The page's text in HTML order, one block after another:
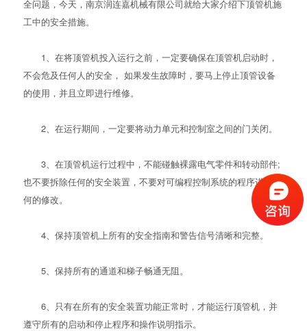
全问题，今天，南京润连嘉机械有限公司就给大家介绍下顶管机施
工中的安全措施。
1、在将顶管机投入运行之前，一定要确保在顶管机启动时，
不会危及任何人的安全， 如果发生故障时，要马上停止顶管设备
的使用，并且立即进行维修。
2、在运行期间，一定要将动力单元和控制室之间的门关闭。
3、在顶管机运行过程中，不能碰触裸露电气零件和转动部件;
也不要拆除任何的安全装置，不要对可编程控制系统的程序进行任
何的修改。
4、保持顶管机上所有的安全指南和警告信号清晰和完整。
5、保持所有的通道和梯子畅通无阻。
6、只有在所有的安全装置功能正常时，才能运行顶管机，并
遵守所有的启动和停止程序和操作说明指示。